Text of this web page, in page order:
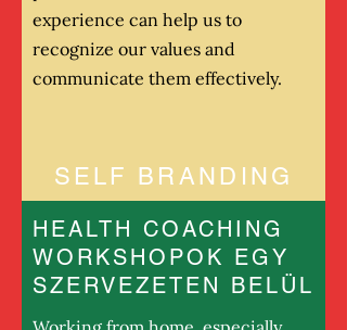
experience can help us to
recognize our values ​​and
communicate them effectively.
SELF BRANDING
More
HEALTH COACHING
WORKSHOPOK EGY
SZERVEZETEN BELÜL